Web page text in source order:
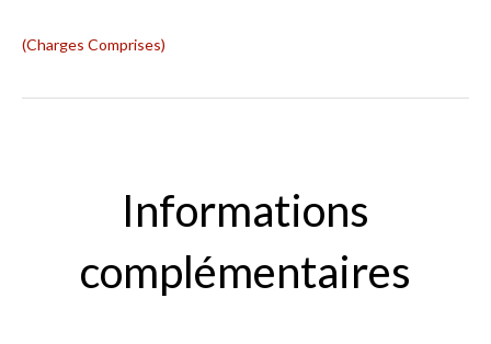
(Charges Comprises)
Informations
complémentaires